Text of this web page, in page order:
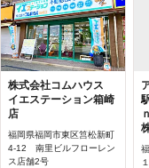
株式会社コムハウス
イエステーション箱崎
店
福岡県福岡市東区筥松新町
4-12 南里ビルフローレン
ス店舗2号